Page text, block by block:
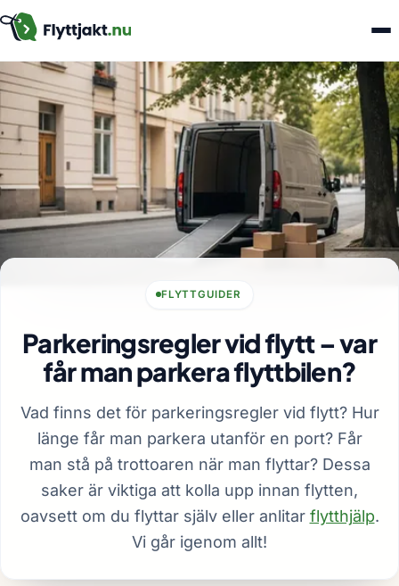
FLYTTGUIDER
Parkeringsregler vid flytt – var
får man parkera flyttbilen?
Vad finns det för parkeringsregler vid flytt? Hur
länge får man parkera utanför en port? Får
man stå på trottoaren när man flyttar? Dessa
saker är viktiga att kolla upp innan flytten,
oavsett om du flyttar själv eller anlitar flytthjälp.
Vi går igenom allt!